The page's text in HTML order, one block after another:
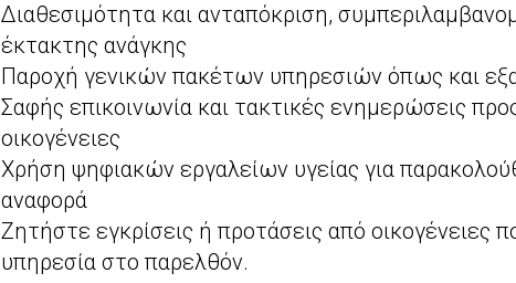
Διαθεσιμότητα και ανταπόκριση,
έκτακτης ανάγκης
Παροχή γενικών πακέτων υπηρεσιών όπως και
Σαφής επικοινωνία και τακτικές ενημερώσεις
οικογένειες
Χρήση ψηφιακών εργαλείων υγείας για
αναφορά
Ζητήστε εγκρίσεις ή προτάσεις από οικογένειες
υπηρεσία στο παρελθόν.